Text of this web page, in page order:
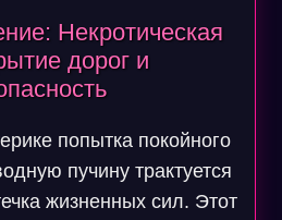
Некротическая
дорог и
попытка покойного
пучину трактуется
жизненных сил. Этот